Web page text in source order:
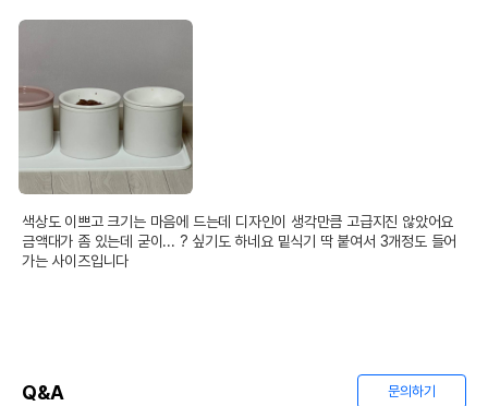
색상도 이쁘고 크기는 마음에 드는데 디자인이 생각만큼 고급지진 않았어요
금액대가 좀 있는데 굳이... ? 싶기도 하네요 밑식기 딱 붙여서 3개정도 들어
가는 사이즈입니다
Q&A 문의하기